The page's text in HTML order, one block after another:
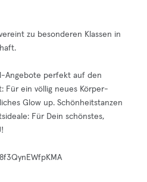
zu besonderen Klassen in
Angebote perfekt auf den
Für ein völlig neues Körper-
Glow up. Schönheitstanzen
Für Dein schönstes,